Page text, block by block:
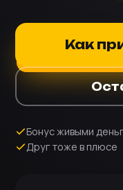
Как
Бонус живыми
Друг тоже в плюсе